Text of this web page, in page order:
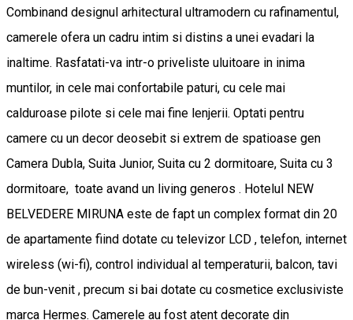
Combinand designul arhitectural ultramodern cu rafinamentul,
camerele ofera un cadru intim si distins a unei evadari la
inaltime. Rasfatati-va intr-o priveliste uluitoare in inima
muntilor, in cele mai confortabile paturi, cu cele mai
calduroase pilote si cele mai fine lenjerii. Optati pentru
camere cu un decor deosebit si extrem de spatioase gen
Camera Dubla, Suita Junior, Suita cu 2 dormitoare, Suita cu 3
dormitoare, toate avand un living generos . Hotelul NEW
BELVEDERE MIRUNA este de fapt un complex format din 20
de apartamente fiind dotate cu televizor LCD , telefon, internet
wireless (wi-fi), control individual al temperaturii, balcon, tavi
de bun-venit , precum si bai dotate cu cosmetice exclusiviste
marca Hermes. Camerele au fost atent decorate din